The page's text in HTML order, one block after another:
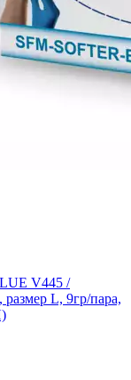
V445 /
L, 9гр/пара,